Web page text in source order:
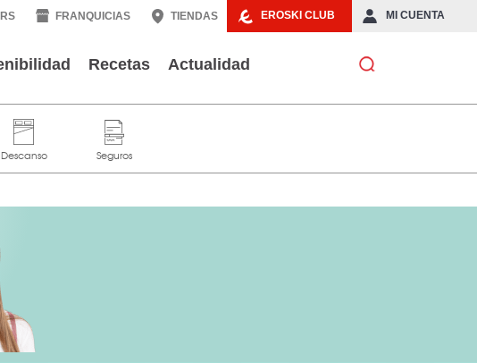
EROSKI CLUB MI CUENTA
FRANQUICIAS TIENDAS
Recetas Actualidad